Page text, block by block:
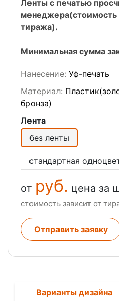
Ленты с печатью
менеджера(стоимость
тиража).
Минимальная сумма
Нанесение: Уф-печать
Материал:
бронза)
Лента
без ленты
стандартная
от руб. цена за
стоимость зависит от
Отправить заявку
Варианты дизайна